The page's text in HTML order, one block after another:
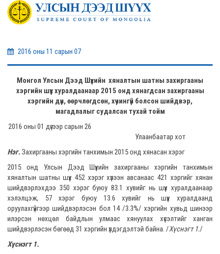
2016 оны 11 сарын 07
Монгол Улсын Дээд Шүүхийн хяналтын шатны захиргааны
хэргийн шүүх хуралдаанаар 2015 онд хянагдсан захиргааны
хэргийн дүн, өөрчлөгдсөн, хүчингүй болсон шийдвэр,
магадлалыг судалсан тухай тойм
2016 оны 01 дүгээр сарын 26
Улаанбаатар хот
Нэг.Захиргааны хэргийн танхимын 2015 онд хянасан хэрэг
2015 онд Улсын Дээд Шүүхийн захиргааны хэргийн танхимын
хяналтын шатны шүүх 452 хэрэг хүлээн авсанаас 421 хэргийг хянан
шийдвэрлэхдээ 350 хэрэг буюу 83.1 хувийг нь шүүх хуралдаанаар
хэлэлцэж, 57 хэрэг буюу 13.6 хувийг нь шүүх хуралдаанд
оруулахгүйгээр шийдвэрлэсэн бол 14 /3.3%/ хэргийн хувьд шинээр
илэрсэн нөхцөл байдлын улмаас хянуулах хүсэлтийг ханган
шийдвэрлэсэн бөгөөд 31 хэргийн үлдэгдэлтэй байна. /Хүснэгт 1./
Хүснэгт 1.